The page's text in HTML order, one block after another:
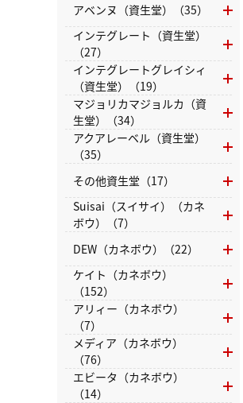
アベンヌ（資生堂）（35）
インテグレート（資生堂）
（27）
インテグレートグレイシィ
（資生堂）（19）
マジョリカマジョルカ（資
生堂）（34）
アクアレーベル（資生堂）
（35）
その他資生堂（17）
Suisai（スイサイ）（カネ
ボウ）（7）
DEW（カネボウ）（22）
ケイト（カネボウ）
（152）
アリィー（カネボウ）
（7）
メディア（カネボウ）
（76）
エビータ（カネボウ）
（14）